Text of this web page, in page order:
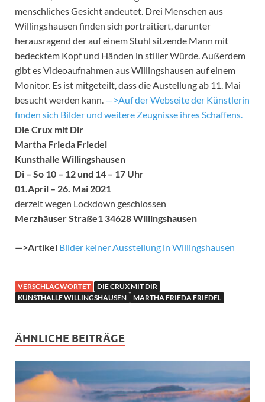
menschliches Gesicht andeutet. Drei Menschen aus
Willingshausen finden sich portraitiert, darunter
herausragend der auf einem Stuhl sitzende Mann mit
bedecktem Kopf und Händen in stiller Würde. Außerdem
gibt es Videoaufnahmen aus Willingshausen auf einem
Monitor. Es ist mitgeteilt, dass die Austellung ab 11. Mai
besucht werden kann. —>Auf der Webseite der Künstlerin
finden sich Bilder und weitere Zeugnisse ihres Schaffens.
Die Crux mit Dir
Martha Frieda Friedel
Kunsthalle Willingshausen
Di – So 10 – 12 und 14 – 17 Uhr
01.April – 26. Mai 2021
derzeit wegen Lockdown geschlossen
Merzhäuser Straße1 34628 Willingshausen
—>Artikel Bilder keiner Ausstellung in Willingshausen
VERSCHLAGWORTET
DIE CRUX MIT DIR
KUNSTHALLE WILLINGSHAUSEN
MARTHA FRIEDA FRIEDEL
ÄHNLICHE BEITRÄGE